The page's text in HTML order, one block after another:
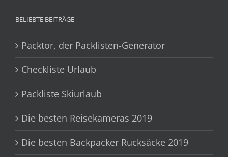
BELIEBTE BEITRÄGE
Packtor, der Packlisten-Generator
Checkliste Urlaub
Packliste Skiurlaub
Die besten Reisekameras 2019
Die besten Backpacker Rucksäcke 2019